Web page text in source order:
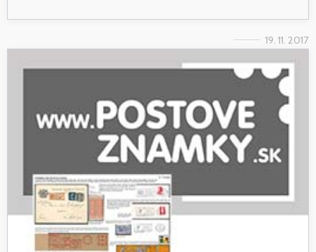
19. 11. 2017